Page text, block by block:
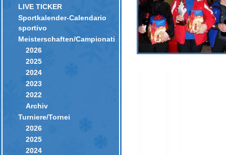
LIVE TICKER
Sportkalender-Calendario
sportivo
Meisterschaften/Campionati
2026
2025
2024
2023
2022
Archiv
Turniere/Tornei
2026
2025
2024